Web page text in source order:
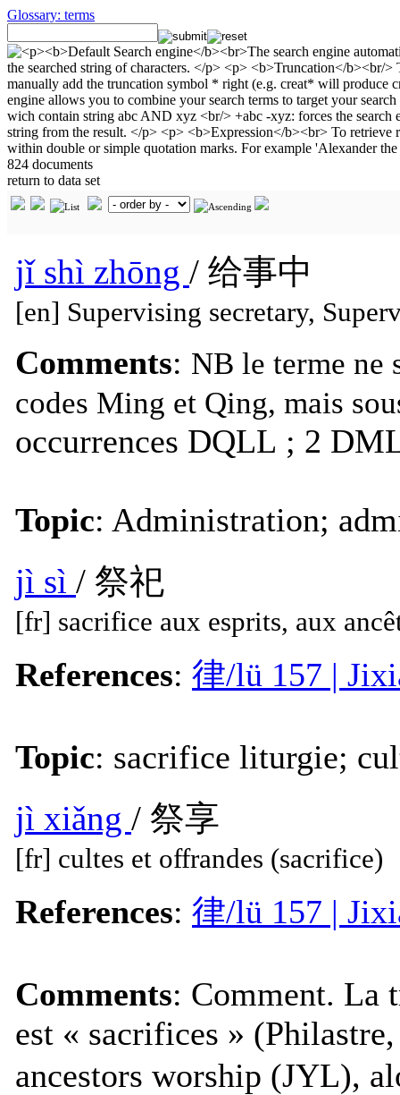
Glossary: terms
824 documents
return to data set
jǐ shì zhōng / 给事中
[en] Supervising secretary,
Comments: NB le terme ne
codes Ming et Qing, mais
occurrences DQLL ; 2
Topic: Administration;
jì sì / 祭祀
[fr] sacrifice aux esprits, aux
References: 律/lü 157 |
Topic: sacrifice liturgie;
jì xiǎng / 祭享
[fr] cultes et offrandes (sacrifice)
References: 律/lü 157 |
Comments: Comment. La
est « sacrifices »
ancestors worship (JYL),